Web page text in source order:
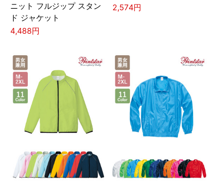
ニット フルジップ スタン
ド ジャケット
4,488円
2,574円